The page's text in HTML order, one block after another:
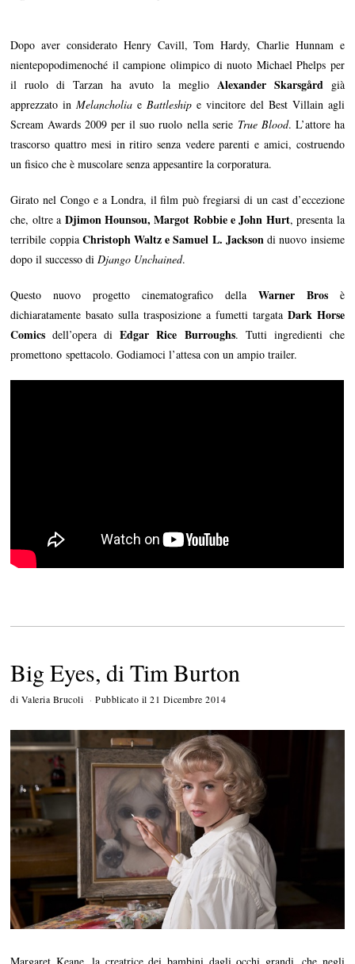
Dopo aver considerato Henry Cavill, Tom Hardy, Charlie Hunnam e
nientepopodimenoché il campione olimpico di nuoto Michael Phelps per
il ruolo di Tarzan ha avuto la meglio Alexander Skarsgårdgià
apprezzato inMelancholia eBattleship e vincitore del Best Villain agli
Scream Awards 2009 per il suo ruolo nella serie True Blood. L’attore ha
trascorso quattro mesi in ritiro senza vedere parenti e amici, costruendo
un fisico che è muscolare senza appesantire la corporatura.
Girato nel Congo e a Londra, il film può fregiarsi di un cast d’eccezione
che, oltre a Djimon Hounsou, Margot Robbie e John Hurt, presenta la
terribile coppia Christoph Waltz e Samuel L. Jacksondi nuovo insieme
dopo il successo diDjango Unchained.
Questo nuovo progetto cinematografico della Warner Brosè
dichiaratamente basato sulla trasposizione a fumetti targata Dark Horse
Comics dell’opera diEdgar Rice Burroughs. Tutti ingredienti che
promettono spettacolo. Godiamoci l’attesa con un ampio trailer.
Big Eyes, di Tim Burton
di Valeria Brucoli Pubblicato il 21 Dicembre 2014
i
c
e
m
b
r
e
2
0
1
4